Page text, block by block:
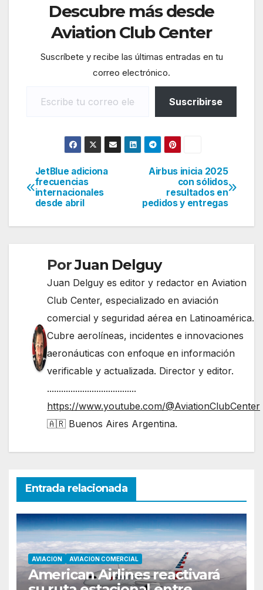
Descubre más desde
Aviation Club Center
Suscríbete y recibe las últimas entradas en tu
correo electrónico.
Suscribirse
Navegación
de
entradas
Airbus inicia 2025
con sólidos
resultados en
pedidos y entregas
JetBlue adiciona
frecuencias
internacionales
desde abril
PorJuan Delguy
Juan Delguy es editor y redactor en Aviation
Club Center, especializado en aviación
comercial y seguridad aérea en Latinoamérica.
Cubre aerolíneas, incidentes e innovaciones
aeronáuticas con enfoque en información
verificable y actualizada. Director y editor.
......................................
https://www.youtube.com/@AviationClubCenter
🇦🇷 Buenos Aires Argentina.
Entrada relacionada
AVIACION AVIACION COMERCIAL
American Airlines reactivará